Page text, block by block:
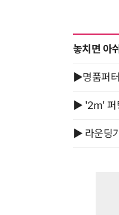
놓치면 아
▶명품퍼
▶ '2m' 퍼
▶ 라운딩